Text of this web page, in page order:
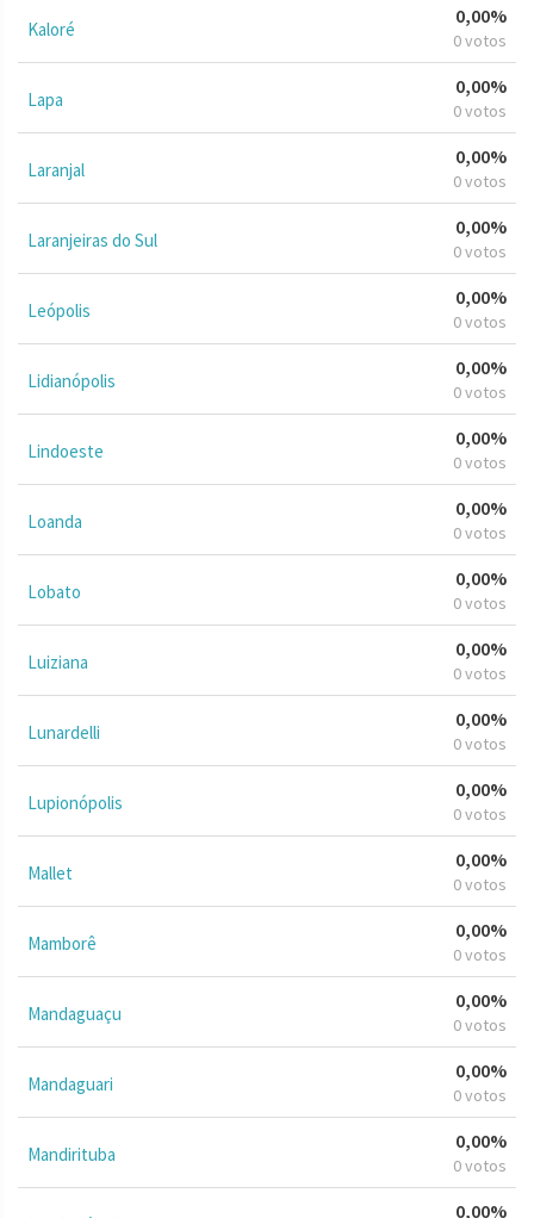
Kaloré
0,00%
0 votos
Lapa
0,00%
0 votos
Laranjal
0,00%
0 votos
Laranjeiras do Sul
0,00%
0 votos
Leópolis
0,00%
0 votos
Lidianópolis
0,00%
0 votos
Lindoeste
0,00%
0 votos
Loanda
0,00%
0 votos
Lobato
0,00%
0 votos
Luiziana
0,00%
0 votos
Lunardelli
0,00%
0 votos
Lupionópolis
0,00%
0 votos
Mallet
0,00%
0 votos
Mamborê
0,00%
0 votos
Mandaguaçu
0,00%
0 votos
Mandaguari
0,00%
0 votos
Mandirituba
0,00%
0 votos
0,00%